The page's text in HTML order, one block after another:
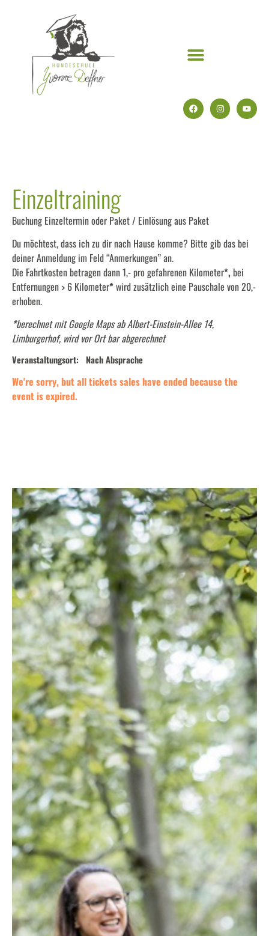
Einzeltraining
Buchung Einzeltermin oder Paket / Einlösung aus Paket
Du möchtest, dass ich zu dir nach Hause komme? Bitte gib das bei
deiner Anmeldung im Feld “Anmerkungen” an.
Die Fahrtkosten betragen dann 1,- pro gefahrenen Kilometer*, bei
Entfernungen > 6 Kilometer*wird zusätzlich eine Pauschale von 20,-
erhoben.
*berechnet mit Google Maps ab Albert-Einstein-Allee 14,
Limburgerhof, wird vor Ort bar abgerechnet
Veranstaltungsort: Nach Absprache
We're sorry, but all tickets sales have ended because the
event is expired.